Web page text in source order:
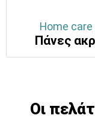
Home care
Πάνες
Οι